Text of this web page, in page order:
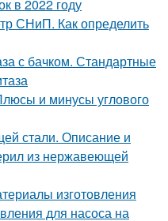
в 2022 году
СНиП. Как определить
с бачком. Стандартные
и минусы углового
стали. Описание и
из нержавеющей
изготовления
для насоса на